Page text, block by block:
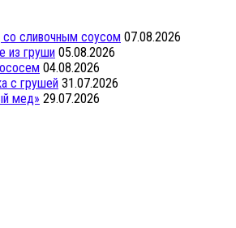
со сливочным соусом 07.08.2026
из груши 05.08.2026
04.08.2026
с грушей 31.07.2026
мед» 29.07.2026